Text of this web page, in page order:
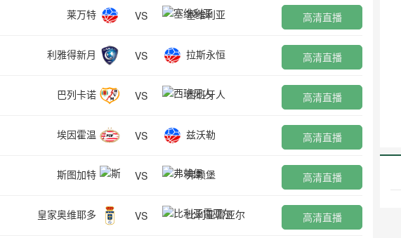
莱万特 VS 塞维利亚 高清直播
利雅得新月 VS 拉斯永恒 高清直播
巴列卡诺 VS 西班牙人 高清直播
埃因霍温 VS 兹沃勒 高清直播
斯图加特 VS 弗赖堡 高清直播
皇家奥维耶多 VS 比利亚雷亚尔 高清直播